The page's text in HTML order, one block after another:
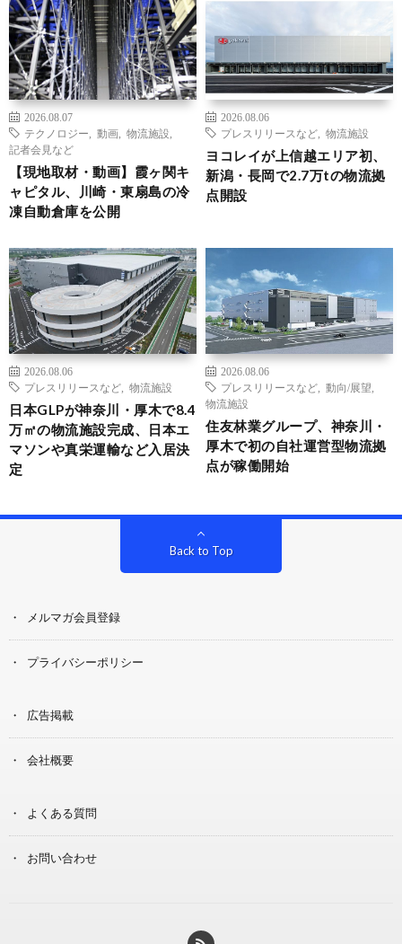
2026.08.07
テクノロジー
動画 物流施設
記者会見など
【現地取材・動画】霞ヶ関キ
ャピタル、川崎・東扇島の冷
凍自動倉庫を公開
2026.08.06
プレスリリースなど
物流施設
ヨコレイが上信越エリア初、
新潟・長岡で2.7万tの物流拠
点開設
2026.08.06
プレスリリースなど
物流施設
日本GLPが神奈川・厚木で8.4
万㎡の物流施設完成、日本エ
マソンや真栄運輸など入居決
定
2026.08.06
プレスリリースなど
動向/展望
物流施設
住友林業グループ、神奈川・
厚木で初の自社運営型物流拠
点が稼働開始
Back to Top
メルマガ会員登録
プライバシーポリシー
広告掲載
会社概要
よくある質問
お問い合わせ